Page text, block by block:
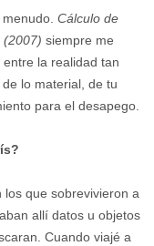
menudo.Cálculo de
(2007)siempre me
la realidad tan
lo material, de tu
para el desapego.
los que sobrevivieron a
allí datos u objetos
Cuando viajé a